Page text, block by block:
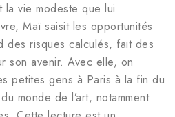
vie modeste que lui
Maï saisit les opportunités
des risques calculés, fait des
son avenir. Avec elle, on
petites gens à Paris à la fin du
monde de l’art, notamment